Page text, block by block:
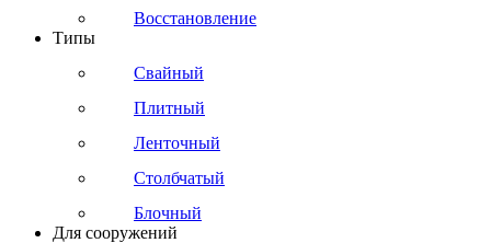
Восстановление
Типы
Свайный
Плитный
Ленточный
Столбчатый
Блочный
Для сооружений